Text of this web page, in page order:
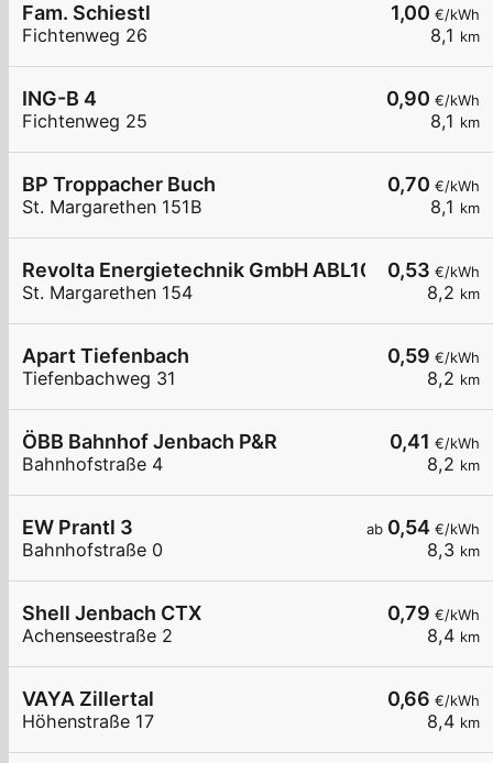
1,00 €/kWh
8,1 km
Fam. Schiestl
Fichtenweg 26
0,90 €/kWh
8,1 km
ING-B 4
Fichtenweg 25
0,70 €/kWh
8,1 km
BP Troppacher Buch
St. Margarethen 151B
0,53 €/kWh
8,2 km
Revolta Energietechnik GmbH ABL10223350
St. Margarethen 154
0,59 €/kWh
8,2 km
Apart Tiefenbach
Tiefenbachweg 31
0,41 €/kWh
8,2 km
ÖBB Bahnhof Jenbach P&R
Bahnhofstraße 4
ab 0,54 €/kWh
8,3 km
EW Prantl 3
Bahnhofstraße 0
0,79 €/kWh
8,4 km
Shell Jenbach CTX
Achenseestraße 2
0,66 €/kWh
8,4 km
VAYA Zillertal
Höhenstraße 17